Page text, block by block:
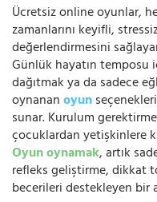
Ücretsiz online oyunlar,
zamanlarını keyifli,
değerlendirmesini
Günlük hayatın temposu
dağıtmak ya da sadece
oynananoyun
sunar. Kurulum
çocuklardan yetişkinlere
Oyun oynamak, artık
refleks geliştirme, dikkat
becerileri destekleyen bir